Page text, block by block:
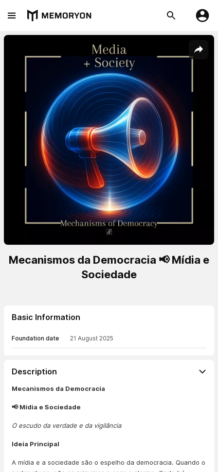
Mecanismos da Democracia 📢 Mídia e
Sociedade
Basic Information
Foundation date 21 August 2025
Description
Mecanismos da Democracia
📢 Mídia e Sociedade
O escudo da verdade e da vigilância
Ideia Principal
A mídia e a sociedade são o espelho da democracia. Quando o